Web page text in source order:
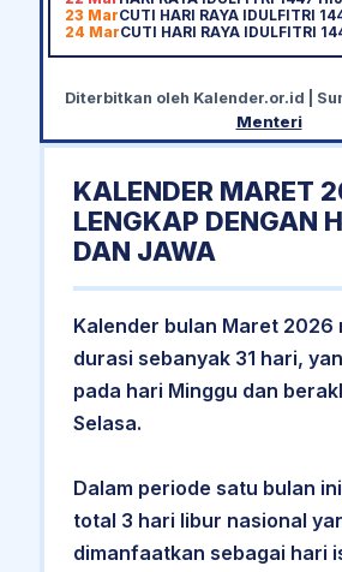
23 MarCUTI HARI RAYA IDULFITRI
24 MarCUTI HARI RAYA IDULFITRI
Diterbitkan oleh Kalender.or.id |
Menteri
KALENDER MARET
LENGKAP DENGAN
DAN JAWA
Kalender bulan Maret 2026
durasi sebanyak 31 hari,
pada hari Minggu dan
Selasa.
Dalam periode satu bulan
total 3 hari libur nasional
dimanfaatkan sebagai hari